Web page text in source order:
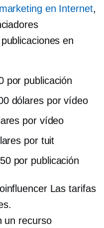
en Internet,
en
por publicación
dólares por vídeo
por vídeo
por tuit
por publicación
Las tarifas
un recurso